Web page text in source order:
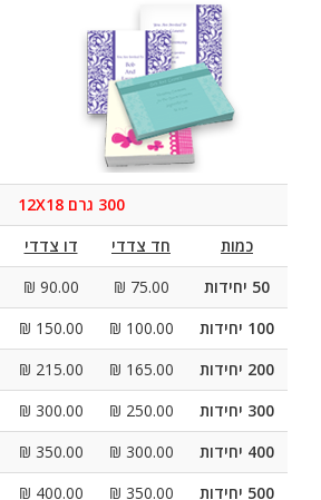
300 גרם 12X18
כמות
חד צדדי דו צדדי
50 יחידות
75.00 ₪
90.00 ₪
100 יחידות
100.00 ₪
150.00 ₪
200 יחידות
165.00 ₪
215.00 ₪
300 יחידות
250.00 ₪
300.00 ₪
400 יחידות
300.00 ₪
350.00 ₪
500 יחידות
350.00 ₪
400.00 ₪